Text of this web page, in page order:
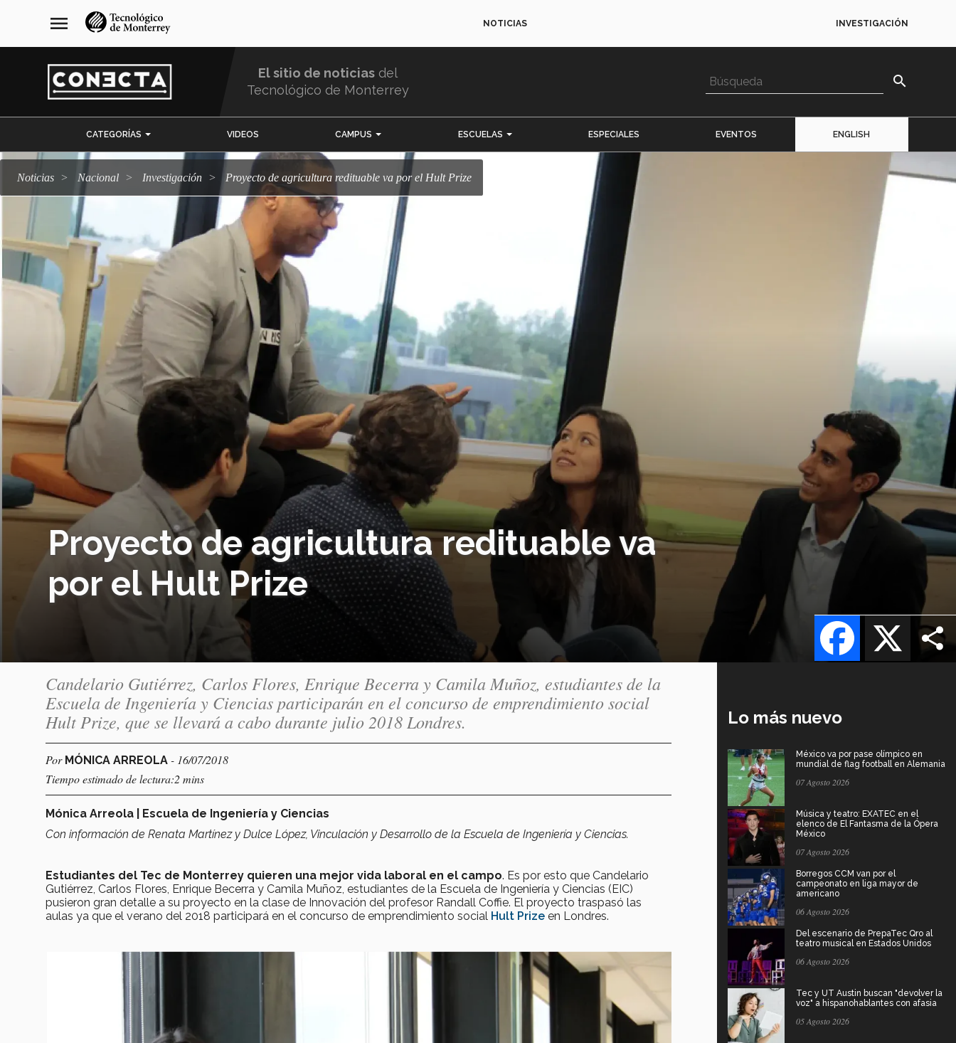
navegación
principal
menu NOTICIAS INVESTIGACIÓN
El sitio de noticias del
Tecnológico de Monterrey
search
CATEGORÍAS VIDEOS CAMPUS ESCUELAS ESPECIALES EVENTOS ENGLISH
Noticias Nacional Investigación Proyecto de agricultura redituable va por el Hult Prize
Proyecto de agricultura redituable va
por el Hult Prize
X
Facebook
Candelario Gutiérrez, Carlos Flores, Enrique Becerra y Camila Muñoz, estudiantes de la
Escuela de Ingeniería y Ciencias participarán en el concurso de emprendimiento social
Hult Prize, que se llevará a cabo durante julio 2018 Londres.
Por MÓNICA ARREOLA - 16/07/2018
Tiempo estimado de lectura:2 mins
Mónica Arreola | Escuela de Ingeniería y Ciencias
Con información de Renata Martínez y Dulce López, Vinculación y Desarrollo de la Escuela de Ingeniería y Ciencias.
Estudiantes del Tec de Monterrey quieren una mejor vida laboral en el campo. Es por esto que Candelario
Gutiérrez, Carlos Flores, Enrique Becerra y Camila Muñoz, estudiantes de la Escuela de Ingeniería y Ciencias (EIC)
pusieron gran detalle a su proyecto en la clase de Innovación del profesor Randall Coffie. El proyecto traspasó las
aulas ya que el verano del 2018 participará en el concurso de emprendimiento social Hult Prize en Londres.
Lo más nuevo
México va por pase olímpico en
mundial de flag football en Alemania
07 Agosto 2026
Música y teatro: EXATEC en el
elenco de El Fantasma de la Ópera
México
07 Agosto 2026
Borregos CCM van por el
campeonato en liga mayor de
americano
06 Agosto 2026
Del escenario de PrepaTec Qro al
teatro musical en Estados Unidos
06 Agosto 2026
Tec y UT Austin buscan "devolver la
voz" a hispanohablantes con afasia
05 Agosto 2026